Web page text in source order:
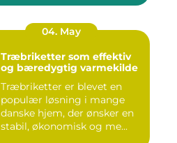
04. May
Træbriketter som effektiv
og bæredygtig varmekilde
Træbriketter er blevet en
populær løsning i mange
danske hjem, der ønsker en
stabil, økonomisk og me...